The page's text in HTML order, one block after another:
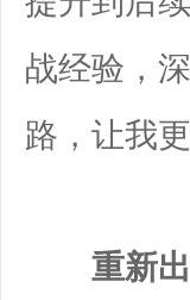
战经验，
路，让我
重新出